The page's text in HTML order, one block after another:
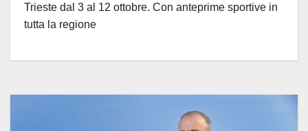
Trieste dal 3 al 12 ottobre. Con anteprime sportive in
tutta la regione